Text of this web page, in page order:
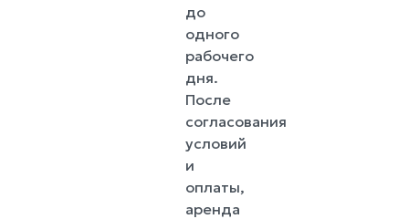
до
одного
рабочего
дня.
После
согласования
условий
и
оплаты,
аренда